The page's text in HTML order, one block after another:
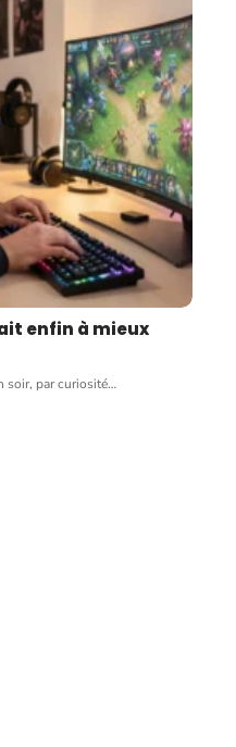
enfin à mieux
soir, par curiosité…